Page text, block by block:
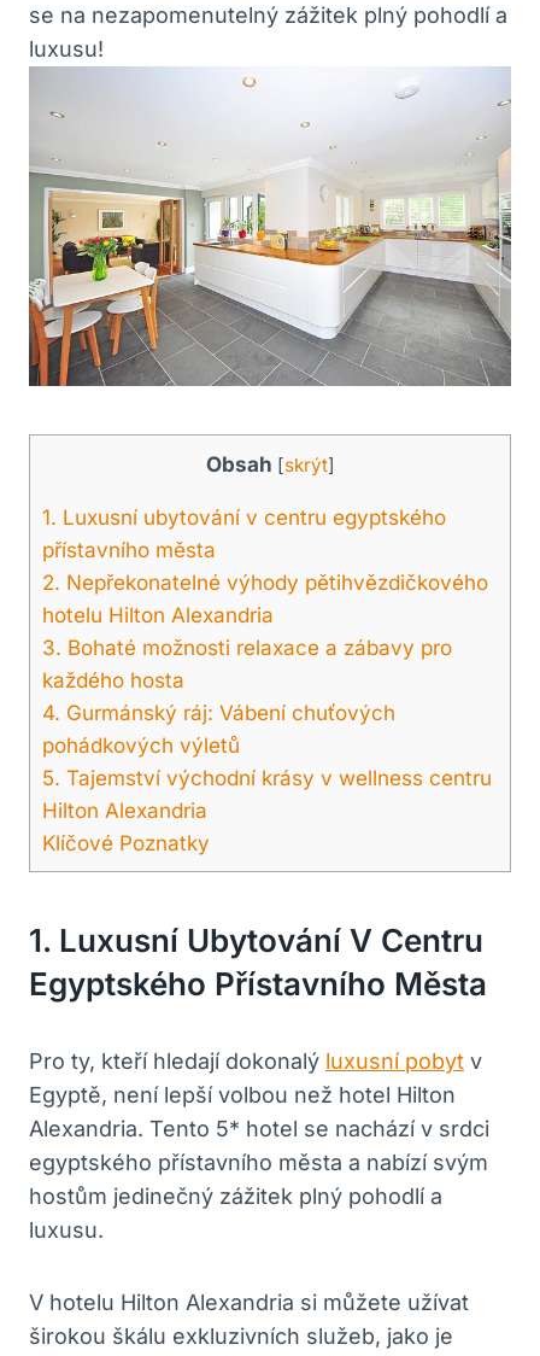
se na nezapomenutelný zážitek plný pohodlí a
luxusu!
Obsah [skrýt]
1. Luxusní ubytování v centru egyptského
přístavního města
2. Nepřekonatelné výhody pětihvězdičkového
hotelu Hilton Alexandria
3. Bohaté možnosti relaxace a zábavy pro
každého hosta
4. Gurmánský ráj: Vábení chuťových
pohádkových výletů
5. Tajemství východní krásy v wellness centru
Hilton Alexandria
Klíčové Poznatky
1. Luxusní Ubytování V Centru
Egyptského Přístavního Města
Pro ty, kteří hledají dokonalý luxusní pobyt v
Egyptě, není lepší volbou než hotel Hilton
Alexandria. Tento 5* hotel se nachází v srdci
egyptského přístavního města a nabízí svým
hostům jedinečný zážitek plný pohodlí a
luxusu.
V hotelu Hilton Alexandria si můžete užívat
širokou škálu exkluzivních služeb, jako je